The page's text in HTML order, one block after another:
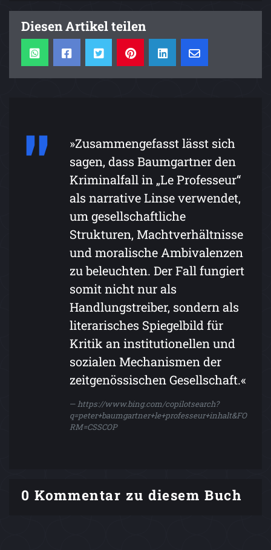
Diesen Artikel teilen
»Zusammengefasst lässt sich
sagen, dass Baumgartner den
Kriminalfall in „Le Professeur“
als narrative Linse verwendet,
um gesellschaftliche
Strukturen, Machtverhältnisse
und moralische Ambivalenzen
zu beleuchten. Der Fall fungiert
somit nicht nur als
Handlungstreiber, sondern als
literarisches Spiegelbild für
Kritik an institutionellen und
sozialen Mechanismen der
zeitgenössischen Gesellschaft.«
https://www.bing.com/copilotsearch?
q=peter+baumgartner+le+professeur+inhalt&FO
RM=CSSCOP
0 Kommentar zu diesem Buch